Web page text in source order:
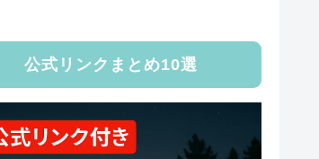
公式リンクまとめ10選